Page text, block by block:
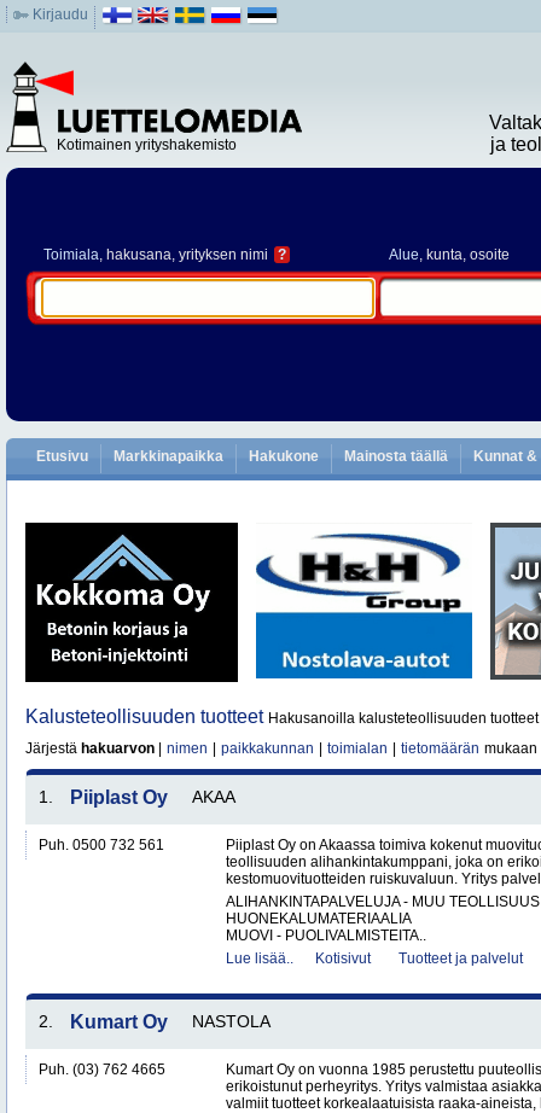
Kirjaudu
Kotimainen yrityshakemisto
ja
Toimiala, hakusana, yrityksen nimi ? Alue, kunta, osoite
Etusivu Markkinapaikka Hakukone Mainosta täällä Kunnat
Kalusteteollisuuden tuotteet Hakusanoilla kalusteteollisuuden
Järjestä hakuarvon nimen paikkakunnan toimialan tietomäärän mukaan
1. Piiplast Oy AKAA
Puh. 0500 732 561
Piiplast Oy on Akaassa toimiva kokenut
teollisuuden alihankintakumppani, joka on
kestomuovituotteiden ruiskuvaluun. Yritys
ALIHANKINTAPALVELUJA - MUU TEOLLISUUS
HUONEKALUMATERIAALIA
MUOVI - PUOLIVALMISTEITA..
Lue lisää..
Kotisivut Tuotteet ja palvelut
2. Kumart Oy NASTOLA
Puh. (03) 762 4665
Kumart Oy on vuonna 1985 perustettu
erikoistunut perheyritys. Yritys valmistaa
valmiit tuotteet korkealaatuisista raaka-aineista,